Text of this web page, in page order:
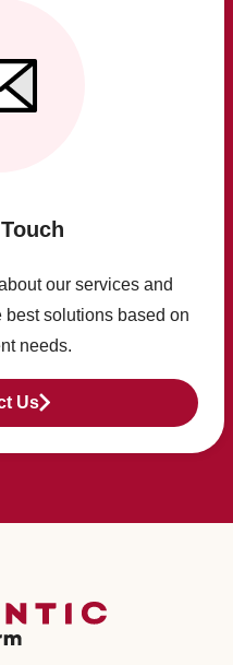
our services and
best solutions based on
needs.
Us